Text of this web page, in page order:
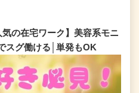
気の在宅ワーク】美容系モニ
スグ働ける│単発もOK